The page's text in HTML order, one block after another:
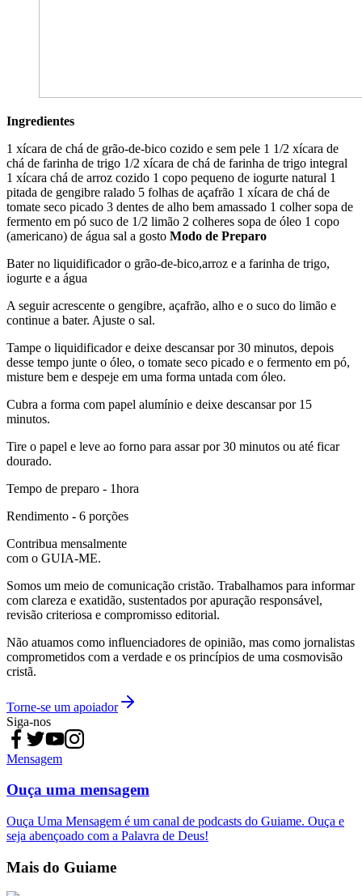
Ingredientes
1 xícara de chá de grão-de-bico cozido e sem pele 1 1/2 xícara de
chá de farinha de trigo 1/2 xícara de chá de farinha de trigo integral
1 xícara chá de arroz cozido 1 copo pequeno de iogurte natural 1
pitada de gengibre ralado 5 folhas de açafrão 1 xícara de chá de
tomate seco picado 3 dentes de alho bem amassado 1 colher sopa de
fermento em pó suco de 1/2 limão 2 colheres sopa de óleo 1 copo
(americano) de água sal a gosto Modo de Preparo
Bater no liquidificador o grão-de-bico,arroz e a farinha de trigo,
iogurte e a água
A seguir acrescente o gengibre, açafrão, alho e o suco do limão e
continue a bater. Ajuste o sal.
Tampe o liquidificador e deixe descansar por 30 minutos, depois
desse tempo junte o óleo, o tomate seco picado e o fermento em pó,
misture bem e despeje em uma forma untada com óleo.
Cubra a forma com papel alumínio e deixe descansar por 15
minutos.
Tire o papel e leve ao forno para assar por 30 minutos ou até ficar
dourado.
Tempo de preparo - 1hora
Rendimento - 6 porções
Contribua mensalmente
com o GUIA-ME.
Somos um meio de comunicação cristão. Trabalhamos para informar
com clareza e exatidão, sustentados por apuração responsável,
revisão criteriosa e compromisso editorial.
Não atuamos como influenciadores de opinião, mas como jornalistas
comprometidos com a verdade e os princípios de uma cosmovisão
cristã.
Torne-se um apoiador
Siga-nos
Mensagem
Ouça uma mensagem
Ouça Uma Mensagem é um canal de podcasts do Guiame. Ouça e
seja abençoado com a Palavra de Deus!
Mais do Guiame